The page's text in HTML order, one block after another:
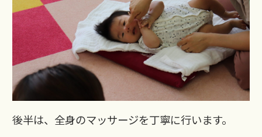
後半は、全身のマッサージを丁寧に行います。